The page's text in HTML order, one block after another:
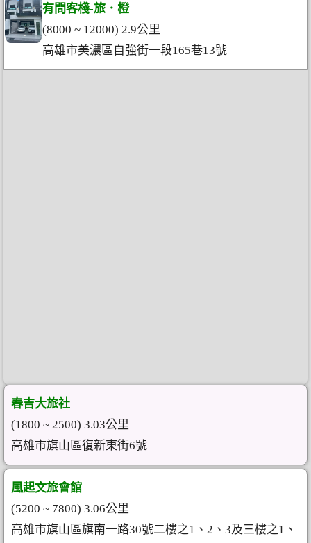
有間客棧-旅．橙
(8000 ~ 12000) 2.9公里
高雄市美濃區自強街一段165巷13號
春吉大旅社
(1800 ~ 2500) 3.03公里
高雄市旗山區復新東街6號
風起文旅會館
(5200 ~ 7800) 3.06公里
高雄市旗山區旗南一路30號二樓之1、2、3及三樓之1、